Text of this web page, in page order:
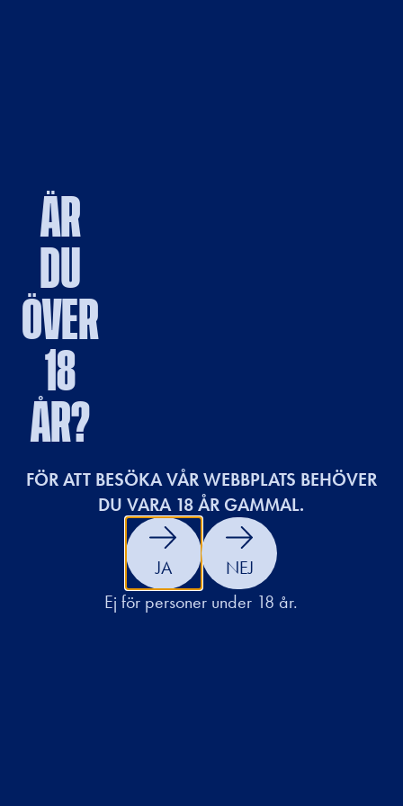
ÄR
DU
ÖVER
18
ÅR?
FÖR ATT BESÖKA VÅR WEBBPLATS BEHÖVER
DU VARA 18 ÅR GAMMAL.
JA
NEJ
Ej för personer under 18 år.